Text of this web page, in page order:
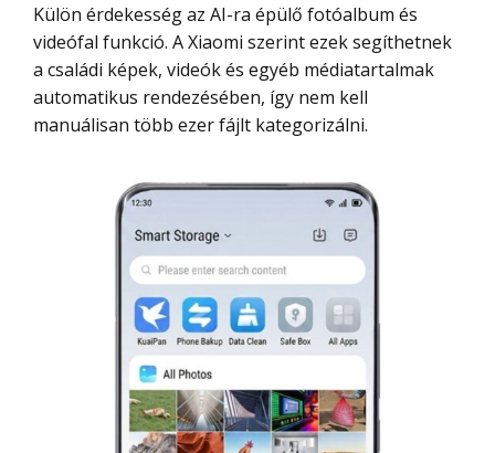
Külön érdekesség az AI-ra épülő fotóalbum és
videófal funkció. A Xiaomi szerint ezek segíthetnek
a családi képek, videók és egyéb médiatartalmak
automatikus rendezésében, így nem kell
manuálisan több ezer fájlt kategorizálni.